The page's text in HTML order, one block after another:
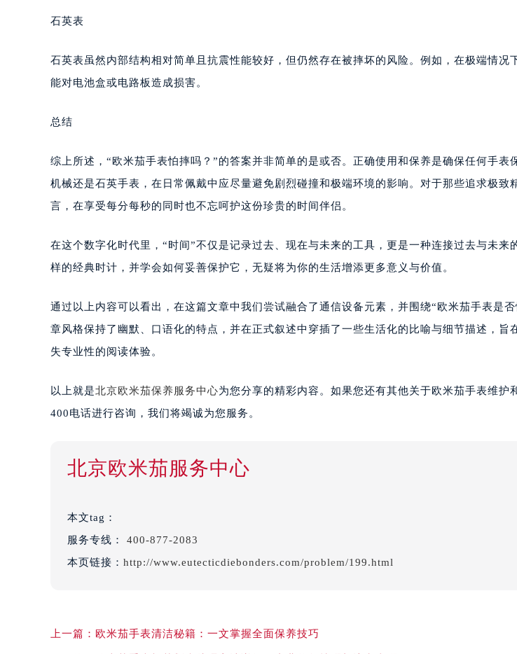
石英表
石英表虽然内部结构相对简单且抗震性能较好，但仍然存在被摔坏的风险。例如，在极端情况
能对电池盒或电路板造成损害。
总结
综上所述，“欧米茄手表怕摔吗？”的答案并非简单的是或否。正确使用和保养是确保任何手表
机械还是石英手表，在日常佩戴中应尽量避免剧烈碰撞和极端环境的影响。对于那些追求极致
言，在享受每分每秒的同时也不忘呵护这份珍贵的时间伴侣。
在这个数字化时代里，“时间”不仅是记录过去、现在与未来的工具，更是一种连接过去与未来
样的经典时计，并学会如何妥善保护它，无疑将为你的生活增添更多意义与价值。
通过以上内容可以看出，在这篇文章中我们尝试融合了通信设备元素，并围绕“欧米茄手表是
章风格保持了幽默、口语化的特点，并在正式叙述中穿插了一些生活化的比喻与细节描述，旨
失专业性的阅读体验。
以上就是北京欧米茄保养服务中心为您分享的精彩内容。如果您还有其他关于欧米茄手表维护
400电话进行咨询，我们将竭诚为您服务。
北京欧米茄服务中心
本文tag：
服务专线：
400-877-2083
本页链接： http://www.eutecticdiebonders.com/problem/199.html
上一篇： 欧米茄手表清洁秘籍：一文掌握全面保养技巧